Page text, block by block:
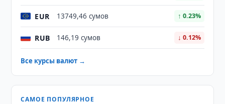
EUR 13749,46 сумов ↑ 0.23%
RUB 146,19 сумов ↓ 0.12%
Все курсы валют →
САМОЕ ПОПУЛЯРНОЕ